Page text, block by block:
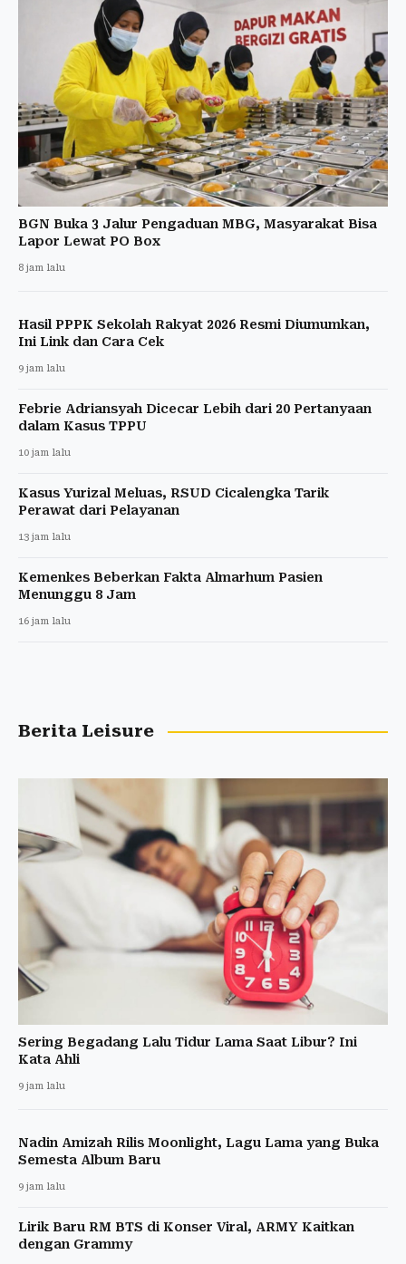
BGN Buka 3 Jalur Pengaduan MBG, Masyarakat Bisa
Lapor Lewat PO Box
8 jam lalu
Hasil PPPK Sekolah Rakyat 2026 Resmi Diumumkan,
Ini Link dan Cara Cek
9 jam lalu
Febrie Adriansyah Dicecar Lebih dari 20 Pertanyaan
dalam Kasus TPPU
10 jam lalu
Kasus Yurizal Meluas, RSUD Cicalengka Tarik
Perawat dari Pelayanan
13 jam lalu
Kemenkes Beberkan Fakta Almarhum Pasien
Menunggu 8 Jam
16 jam lalu
Berita Leisure
Sering Begadang Lalu Tidur Lama Saat Libur? Ini
Kata Ahli
9 jam lalu
Nadin Amizah Rilis Moonlight, Lagu Lama yang Buka
Semesta Album Baru
9 jam lalu
Lirik Baru RM BTS di Konser Viral, ARMY Kaitkan
dengan Grammy